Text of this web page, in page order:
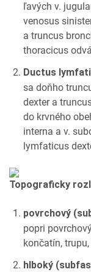
ľavých v.
venosus
a truncus
thoracicus
Ductus
sa doňho
dexter a
do krvného
interna a v.
lymfaticus
Topograficky
povrchový
popri
končatín,
hlboký